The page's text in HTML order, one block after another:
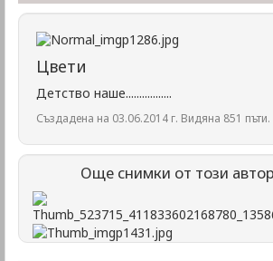
Цвети
Детство наше.................
Създадена на 03.06.2014 г. Видяна 851 пъти.
Още снимки от този автор